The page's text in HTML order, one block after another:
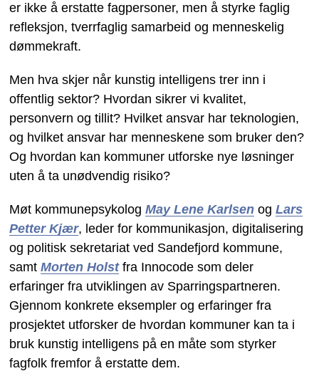
er ikke å erstatte fagpersoner, men å styrke faglig
refleksjon, tverrfaglig samarbeid og menneskelig
dømmekraft.
Men hva skjer når kunstig intelligens trer inn i
offentlig sektor? Hvordan sikrer vi kvalitet,
personvern og tillit? Hvilket ansvar har teknologien,
og hvilket ansvar har menneskene som bruker den?
Og hvordan kan kommuner utforske nye løsninger
uten å ta unødvendig risiko?
Møt kommunepsykolog May Lene Karlsenog Lars
Petter Kjær, leder for kommunikasjon, digitalisering
og politisk sekretariat ved Sandefjord kommune,
samt Morten Holstfra Innocode som deler
erfaringer fra utviklingen av Sparringspartneren.
Gjennom konkrete eksempler og erfaringer fra
prosjektet utforsker de hvordan kommuner kan ta i
bruk kunstig intelligens på en måte som styrker
fagfolk fremfor å erstatte dem.